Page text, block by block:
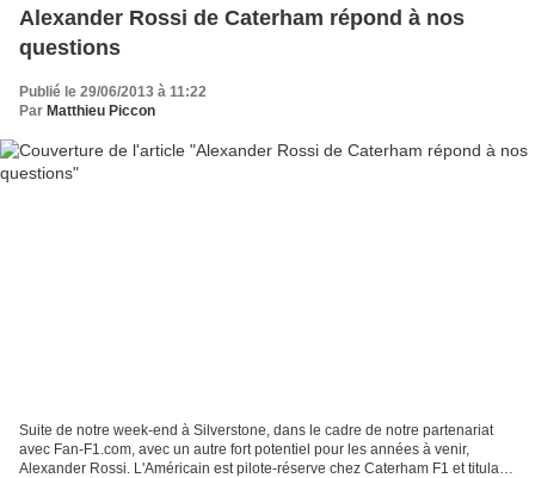
Alexander Rossi de Caterham répond à nos
questions
Publié le 29/06/2013 à 11:22
Par Matthieu Piccon
Suite de notre week-end à Silverstone, dans le cadre de notre partenariat
avec Fan-F1.com, avec un autre fort potentiel pour les années à venir,
Alexander Rossi. L'Américain est pilote-réserve chez Caterham F1 et titulaire